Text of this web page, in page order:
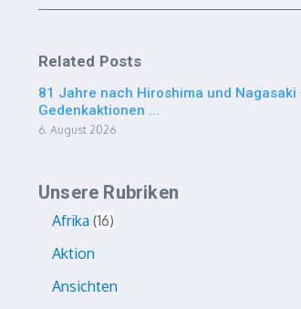
Related Posts
81 Jahre nach Hiroshima und Nagasaki
Gedenkaktionen ...
6. August 2026
Unsere Rubriken
Afrika 16
Aktion
Ansichten